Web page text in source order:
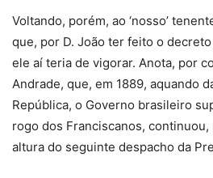
Voltando, porém, ao ‘nosso’
que, por D. João ter feito o
ele aí teria de vigorar. Anota, por
Andrade, que, em 1889, aquando
República, o Governo brasileiro
rogo dos Franciscanos, continuou,
altura do seguinte despacho da